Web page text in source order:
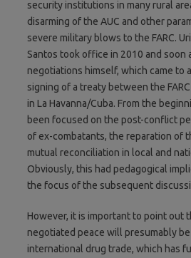
security institutions in many rural
disarming of the AUC and other
severe military blows to the FARC.
Santos took office in 2010 and soon
negotiations himself, which came to
signing of a treaty between the
in La Havanna/Cuba. From the
been focused on the post-conflict
of ex-combatants, the reparation of
mutual reconciliation in local and
Obviously, this had pedagogical
the focus of the subsequent
However, it is important to point out
negotiated peace will presumably
international drug trade, which has